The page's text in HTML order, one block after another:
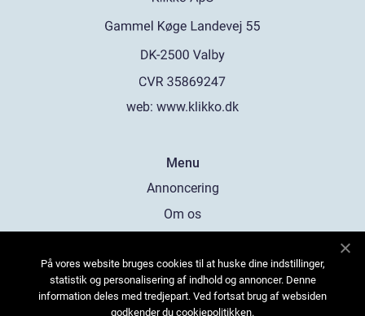
web: www.klikko.dk
Menu
Annoncering
Om os
Kontakt os
Sitemap
På vores website bruges cookies til at huske dine indstillinger,
statistik og personalisering af indhold og annoncer. Denne
information deles med tredjepart. Ved fortsat brug af websiden
godkender du cookiepolitikken.